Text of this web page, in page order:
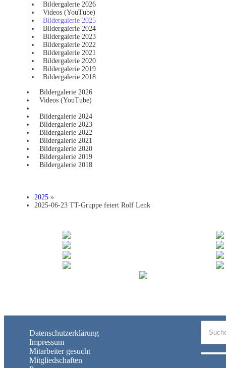
Bildergalerie 2026
Videos (YouTube)
Bildergalerie 2025
Bildergalerie 2024
Bildergalerie 2023
Bildergalerie 2022
Bildergalerie 2021
Bildergalerie 2020
Bildergalerie 2019
Bildergalerie 2018
Bildergalerie 2026
Videos (YouTube)
Bildergalerie 2024
Bildergalerie 2023
Bildergalerie 2022
Bildergalerie 2021
Bildergalerie 2020
Bildergalerie 2019
Bildergalerie 2018
2025 »
2025-06-23 TT-Gruppe feiert Rolf Lenk
Datenschutzerklärung
Impressum
Mitarbeiter gesucht
Mitgliedschaften